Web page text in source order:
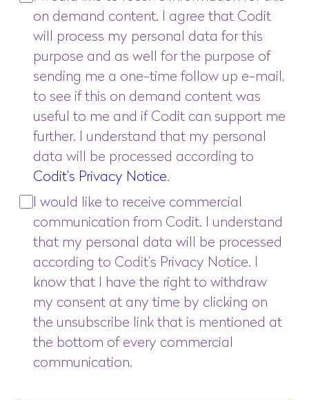
on demand content. I agree that Codit
will process my personal data for this
purpose and as well for the purpose of
sending me a one-time follow up e-mail,
to see if this on demand content was
useful to me and if Codit can support me
further. I understand that my personal
data will be processed according to
Codit’s Privacy Notice.
I would like to receive commercial
communication from Codit. I understand
that my personal data will be processed
according to Codit’s Privacy Notice. I
know that I have the right to withdraw
my consent at any time by clicking on
the unsubscribe link that is mentioned at
the bottom of every commercial
communication.